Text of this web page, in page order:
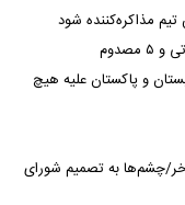
مذاکره‌کننده شود
و پاکستان علیه هیچ
آخر/چشم‌ها به تصمیم شورای